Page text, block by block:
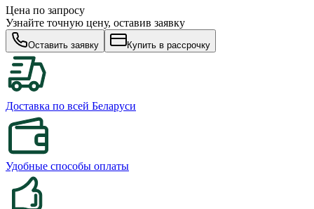
Цена по запросу
Узнайте точную цену, оставив заявку
Оставить заявку Купить в рассрочку
Доставка по всей Беларуси
Удобные способы оплаты